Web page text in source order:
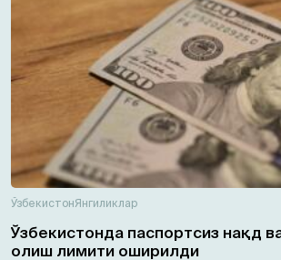
ЎзбекистонЯнгиликлар
Ўзбекистонда паспортсиз нақд
олиш лимити оширилди